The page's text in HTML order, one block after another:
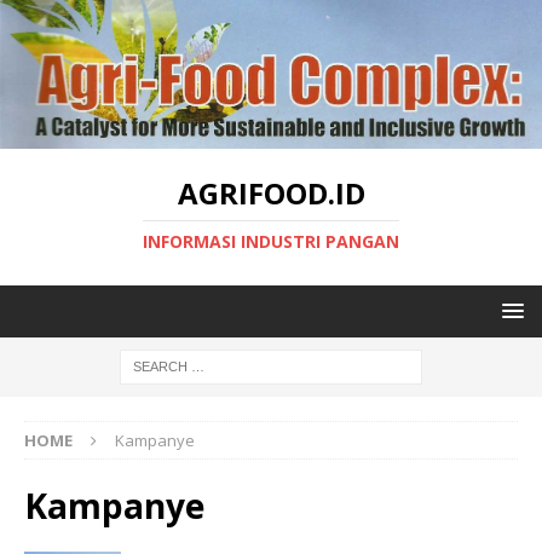
AGRIFOOD.ID
INFORMASI INDUSTRI PANGAN
HOME Kampanye
Kampanye